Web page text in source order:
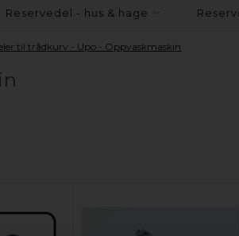
Reservedel - hus & hage
til trådkurv - Upo - Oppvaskmaskin